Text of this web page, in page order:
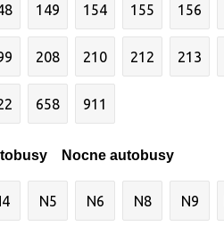
149 154 155 156
208 210 212 213
658 911
Nocne autobusy
N5 N6 N8 N9